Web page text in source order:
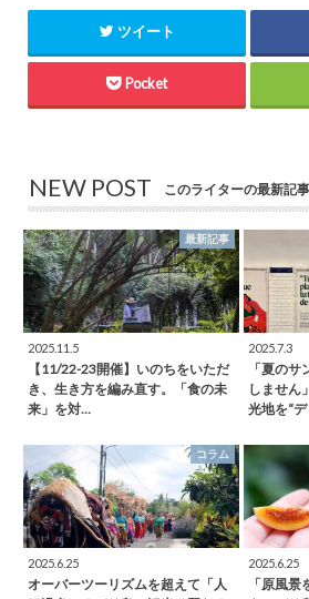
ツイート
Pocket
NEW POST このライターの最新記事
最新記事
2025.11.5
【11/22-23開催】いのちをいただ
き、生き方を編み直す。「食の未
来」を対…
2025.7.3
「夏の
しません
光地を“
コラム
2025.6.25
オーバーツーリズムを超えて「人
2025.6.25
「原風